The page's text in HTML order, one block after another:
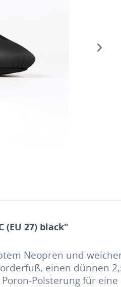
(EU 27) black"
Neopren und
einen dünnen
Poron-Polsterung für eine